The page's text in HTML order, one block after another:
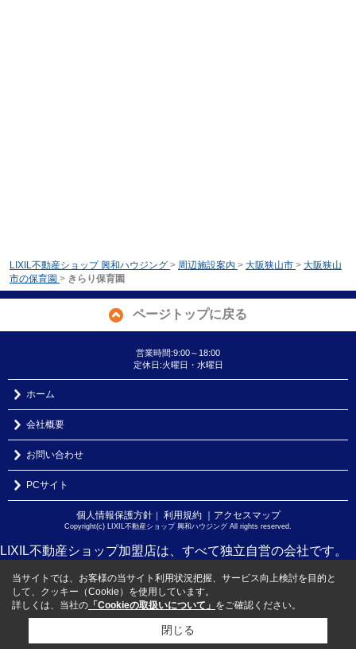
LIXIL不動産ショップ 興和ハウジング > 周辺施設案内 > 大阪狭山市 > 大阪狭山
市の保育園 > きらり保育園
ページトップに戻る
営業時間:9:00～18:00
定休日:火曜日・水曜日
ホーム
会社概要
お問い合わせ
PCサイト
個人情報保護方針｜ 利用規約 ｜アクセスマップ
Copyright(c) LIXIL不動産ショップ 興和ハウジング All rights reserved.
LIXIL不動産ショップ加盟店は、すべて独立自営の会社です。
当サイトでは、お客様の当サイト利用状況把握、サービス向上検討を目的と
して、クッキー（Cookie）を使用しています。
詳しくは、当社の 「Cookieの取扱いについて」 をご確認ください。
閉じる